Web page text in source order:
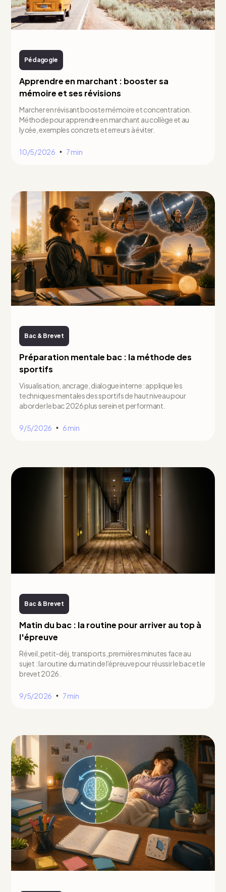
Pédagogie
Apprendre en marchant : booster sa
mémoire et ses révisions
Marcher en révisant booste mémoire et concentration.
Méthode pour apprendre en marchant au collège et au
lycée, exemples concrets et erreurs à éviter.
10/5/2026 • 7 min
Bac & Brevet
Préparation mentale bac : la méthode des
sportifs
Visualisation, ancrage, dialogue interne : applique les
techniques mentales des sportifs de haut niveau pour
aborder le bac 2026 plus serein et performant.
9/5/2026 • 6 min
Bac & Brevet
Matin du bac : la routine pour arriver au top à
l'épreuve
Réveil, petit-déj, transports, premières minutes face au
sujet : la routine du matin de l'épreuve pour réussir le bac et le
brevet 2026.
9/5/2026 • 7 min